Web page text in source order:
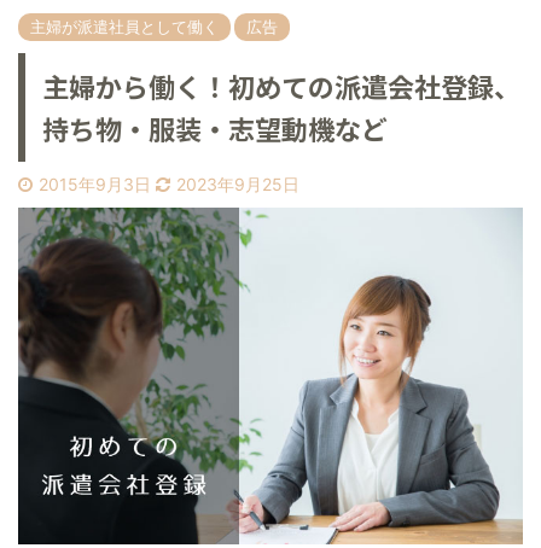
主婦が派遣社員として働く
広告
主婦から働く！初めての派遣会社登録、
持ち物・服装・志望動機など
2015年9月3日 2023年9月25日